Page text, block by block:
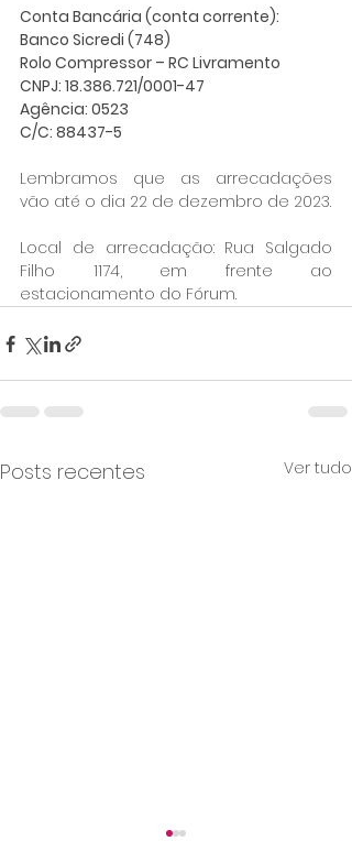
Conta Bancária (conta corrente):
Banco Sicredi (748)
Rolo Compressor – RC Livramento
CNPJ: 18.386.721/0001-47
Agência: 0523
C/C: 88437-5
Lembramos que as arrecadações
vão até o dia 22 de dezembro de 2023.
Local de arrecadação: Rua Salgado
Filho 1174, em frente ao
estacionamento do Fórum.
Posts recentes Ver tudo